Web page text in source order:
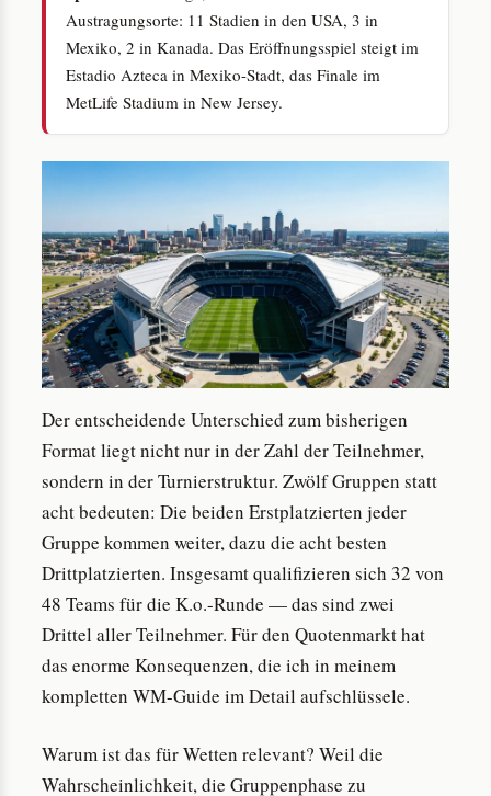
Austragungsorte: 11 Stadien in den USA, 3 in
Mexiko, 2 in Kanada. Das Eröffnungsspiel steigt im
Estadio Azteca in Mexiko-Stadt, das Finale im
MetLife Stadium in New Jersey.
Der entscheidende Unterschied zum bisherigen
Format liegt nicht nur in der Zahl der Teilnehmer,
sondern in der Turnierstruktur. Zwölf Gruppen statt
acht bedeuten: Die beiden Erstplatzierten jeder
Gruppe kommen weiter, dazu die acht besten
Drittplatzierten. Insgesamt qualifizieren sich 32 von
48 Teams für die K.o.-Runde — das sind zwei
Drittel aller Teilnehmer. Für den Quotenmarkt hat
das enorme Konsequenzen, die ich in meinem
kompletten WM-Guide im Detail aufschlüssele.
Warum ist das für Wetten relevant? Weil die
Wahrscheinlichkeit, die Gruppenphase zu